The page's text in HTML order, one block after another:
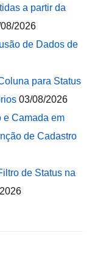
a partir da
2026
de Dados de
para Status
03/08/2026
e Camada em
de Cadastro
de Status na